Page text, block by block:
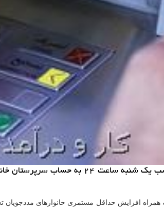
خانوار واریز می شود.
همراه افزایش حداقل مستمری خانوارهای مددجویان